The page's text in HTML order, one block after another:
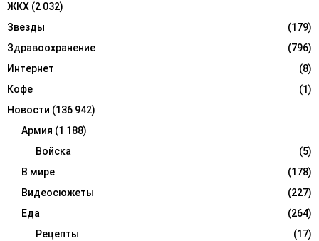
ЖКХ (2 032)
Звезды
(179)
Здравоохранение
(796)
Интернет
(8)
Кофе
(1)
Новости (136 942)
Армия (1 188)
Войска
(5)
В мире
(178)
Видеосюжеты
(227)
Еда
(264)
Рецепты
(17)